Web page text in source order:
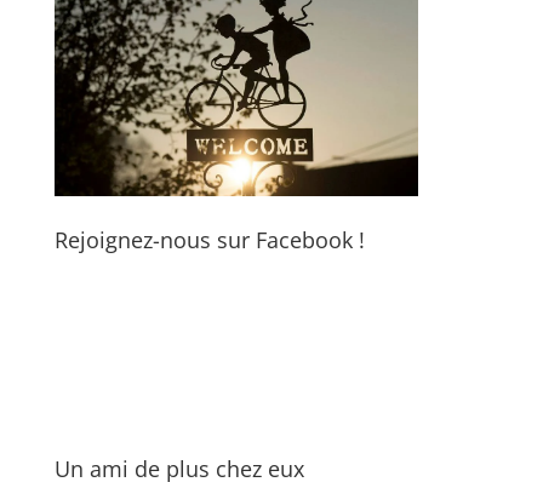
Rejoignez-nous sur Facebook !
Un ami de plus chez eux